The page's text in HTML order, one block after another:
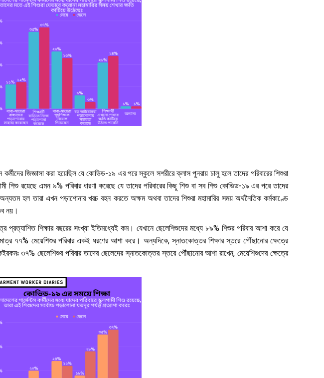
কর্মীদের জিজ্ঞাসা করা হয়েছিল যে কোভিড-১৯ এর পরে স্কুলে সশরীরে ক্লাস পুনরায় চালু হলে তাদের পরিবারের শিশুরা
শিশু রয়েছে এমন ৯% পরিবার ধারণা করেছে যে তাদের পরিবারের কিছু শিশু বা সব শিশু কোভিড-১৯ এর পরে তাদের
হল তারা এখন পড়াশোনার খরচ বহন করতে অক্ষম অথবা তাদের শিশুরা মহামারির সময় অর্থনৈতিক কর্মকাণ্ডে
নয়।
প্রত্যাশিত শিক্ষার বছরের সংখ্যা ইতিমধ্যেই কম। যেখানে ছেলেশিশুদের মধ্যে ৮৯% শিশুর পরিবার আশা করে যে
৭৭% মেয়েশিশুর পরিবার একই ধরণের আশা করে। অন্যদিকে, স্নাতকোত্তর শিক্ষার স্তরে পৌঁছানোর ক্ষেত্রে
৩৭% ছেলেশিশুর পরিবার তাদের ছেলেদের স্নাতকোত্তর স্তরে পৌঁছানোর আশা রাখেন, মেয়েশিশুদের ক্ষেত্রে